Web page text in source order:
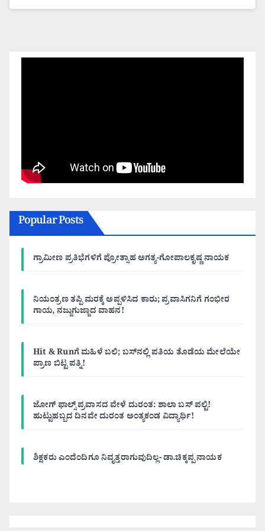
Popular Posts
ಗ್ರಾಮೀಣ ಪ್ರತಿಭೆಗಳಿಗೆ ಪ್ರೋತ್ಸಾಹ ಅಗತ್ಯ-ಗೋಪಾಲಕೃಷ್ಣ ನಾಯಕ
ನಿಯಂತ್ರಣ ತಪ್ಪಿ ಮರಕ್ಕೆ ಅಪ್ಪಳಿಸಿದ ಕಾರು; ಪ್ರವಾಸಿಗನಿಗೆ ಗಂಭೀರ
ಗಾಯ, ನಜ್ಜುಗುಜ್ಜಾದ ವಾಹನ!
Hit & Runಗೆ ಮಹಿಳೆ ಬಲಿ; ಬಸ್‌ನಲ್ಲಿ ಪತಿಯ ತೊಡೆಯ ಮೇಲೆಯೇ
ಪ್ರಾಣ ಬಿಟ್ಟ ಪತ್ನಿ!
ಜೋಗ್ ಫಾಲ್ಸ್ ಪ್ರವಾಸದ ವೇಳೆ ದುರಂತ: ಶಾಲಾ ಬಸ್ ಪಲ್ಟಿ!
ಹುಟ್ಟುಹಬ್ಬದ ದಿನವೇ ದುರಂತ ಅಂತ್ಯಕಂಡ ವಿದ್ಯಾರ್ಥಿ!
ಶಿಕ್ಷಕರು ಎಂದೆಂದಿಗೂ ನಿವೃತ್ತರಾಗುವುದಿಲ್ಲ- ಡಾ.ಚಿಕ್ಕಪ್ಪ ನಾಯಕ